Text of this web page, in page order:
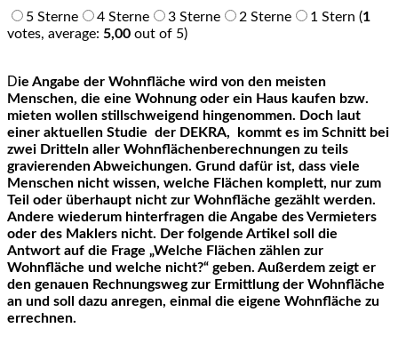
5 Sterne 4 Sterne 3 Sterne 2 Sterne 1 Stern (1
votes, average: 5,00 out of 5)
Die Angabe der Wohnfläche wird von den meisten
Menschen, die eine Wohnung oder ein Haus kaufen bzw.
mieten wollen stillschweigend hingenommen. Doch laut
einer aktuellen Studie der DEKRA, kommt es im Schnitt bei
zwei Dritteln aller Wohnflächenberechnungen zu teils
gravierenden Abweichungen. Grund dafür ist, dass viele
Menschen nicht wissen, welche Flächen komplett, nur zum
Teil oder überhaupt nicht zur Wohnfläche gezählt werden.
Andere wiederum hinterfragen die Angabe des Vermieters
oder des Maklers nicht. Der folgende Artikel soll die
Antwort auf die Frage „Welche Flächen zählen zur
Wohnfläche und welche nicht?“ geben. Außerdem zeigt er
den genauen Rechnungsweg zur Ermittlung der Wohnfläche
an und soll dazu anregen, einmal die eigene Wohnfläche zu
errechnen.